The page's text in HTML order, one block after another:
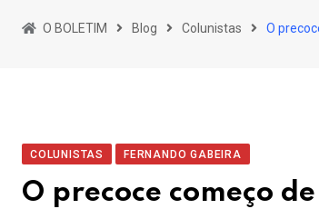
O BOLETIM Blog Colunistas O
COLUNISTAS FERNANDO GABEIRA
O precoce começo